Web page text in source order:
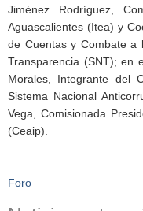
Jiménez Rodríguez,
Aguascalientes (Itea) y
de Cuentas y Combate a
Transparencia (SNT); en
Morales, Integrante del
Sistema Nacional
Vega, Comisionada
(Ceaip).
Foro